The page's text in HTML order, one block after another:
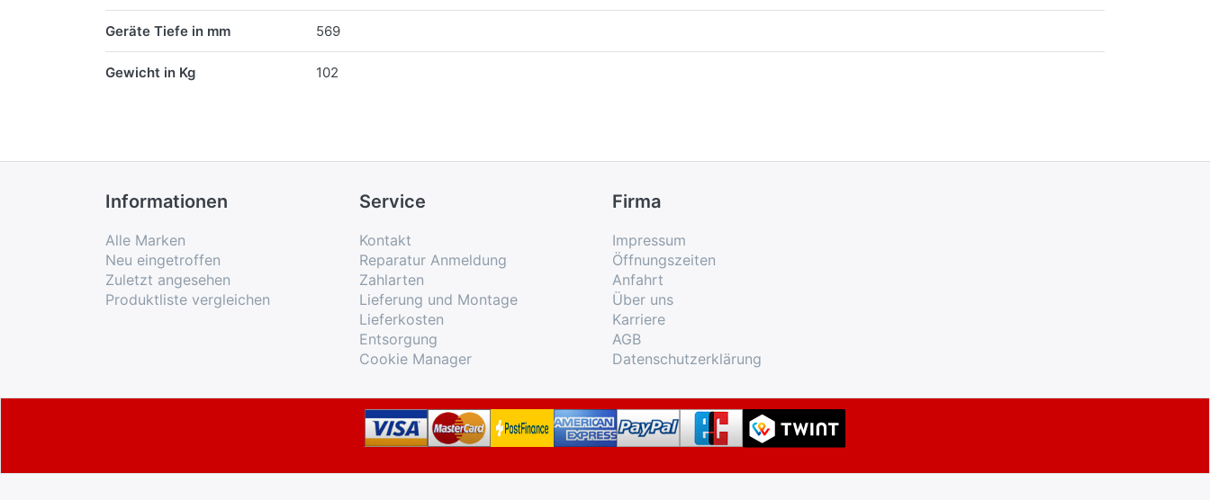
Geräte Tiefe in mm 569
Gewicht in Kg 102
Informationen
Alle Marken
Neu eingetroffen
Zuletzt angesehen
Produktliste vergleichen
Service
Kontakt
Reparatur Anmeldung
Zahlarten
Lieferung und Montage
Lieferkosten
Entsorgung
Cookie Manager
Firma
Impressum
Öffnungszeiten
Anfahrt
Über uns
Karriere
AGB
Datenschutzerklärung